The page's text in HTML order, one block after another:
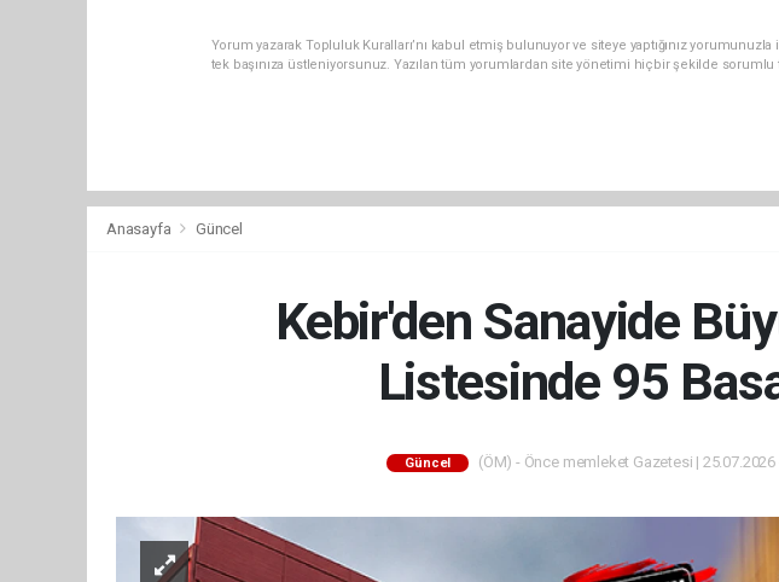
Yorum yazarak Topluluk Kuralları’nı kabul etmiş bulunuyor ve siteye yaptığınız
tek başınıza üstleniyorsunuz. Yazılan tüm yorumlardan site yönetimi hiçbir şekilde sorumlu
Anasayfa Güncel
Kebir'den Sanayide
Listesinde 95
Güncel (ÖM) - Önce memleket Gazetesi |